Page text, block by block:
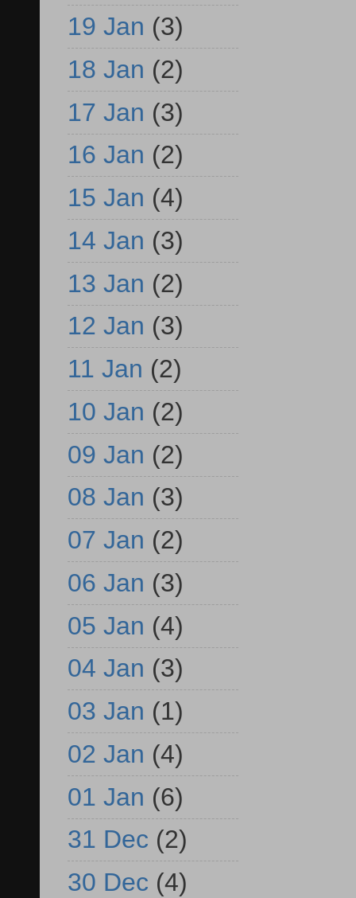
19 Jan (3)
18 Jan (2)
17 Jan (3)
16 Jan (2)
15 Jan (4)
14 Jan (3)
13 Jan (2)
12 Jan (3)
11 Jan (2)
10 Jan (2)
09 Jan (2)
08 Jan (3)
07 Jan (2)
06 Jan (3)
05 Jan (4)
04 Jan (3)
03 Jan (1)
02 Jan (4)
01 Jan (6)
31 Dec (2)
30 Dec (4)